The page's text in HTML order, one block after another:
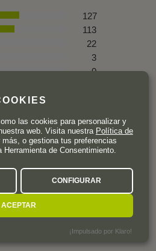
127
113
22
3
0
las cookies para personalizar y
web. Visita nuestra Política de
o gestiona tus preferencias
de Consentimiento.
CONFIGURAR
ACEPTAR
¡Impulsado por Klaro!